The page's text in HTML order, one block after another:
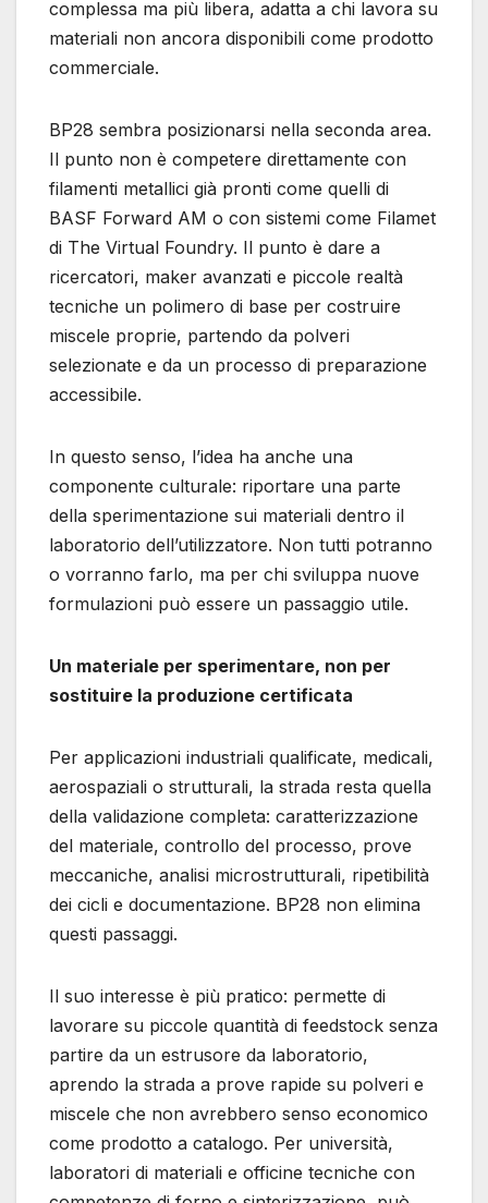
complessa ma più libera, adatta a chi lavora su
materiali non ancora disponibili come prodotto
commerciale.
BP28 sembra posizionarsi nella seconda area.
Il punto non è competere direttamente con
filamenti metallici già pronti come quelli di
BASF Forward AM o con sistemi come Filamet
di The Virtual Foundry. Il punto è dare a
ricercatori, maker avanzati e piccole realtà
tecniche un polimero di base per costruire
miscele proprie, partendo da polveri
selezionate e da un processo di preparazione
accessibile.
In questo senso, l’idea ha anche una
componente culturale: riportare una parte
della sperimentazione sui materiali dentro il
laboratorio dell’utilizzatore. Non tutti potranno
o vorranno farlo, ma per chi sviluppa nuove
formulazioni può essere un passaggio utile.
Un materiale per sperimentare, non per
sostituire la produzione certificata
Per applicazioni industriali qualificate, medicali,
aerospaziali o strutturali, la strada resta quella
della validazione completa: caratterizzazione
del materiale, controllo del processo, prove
meccaniche, analisi microstrutturali, ripetibilità
dei cicli e documentazione. BP28 non elimina
questi passaggi.
Il suo interesse è più pratico: permette di
lavorare su piccole quantità di feedstock senza
partire da un estrusore da laboratorio,
aprendo la strada a prove rapide su polveri e
miscele che non avrebbero senso economico
come prodotto a catalogo. Per università,
laboratori di materiali e officine tecniche con